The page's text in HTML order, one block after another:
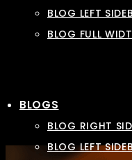
BLOG LEFT
BLOG FULL
BLOGS
BLOG RIGHT
BLOG LEFT